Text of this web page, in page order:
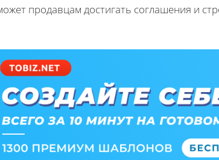
продавцам достигать соглашения и